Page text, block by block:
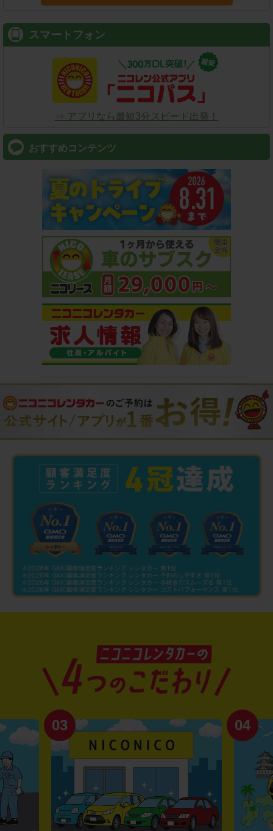
スマートフォン
⇒ アプリなら最短3分スピード出発！
おすすめコンテンツ
03 04